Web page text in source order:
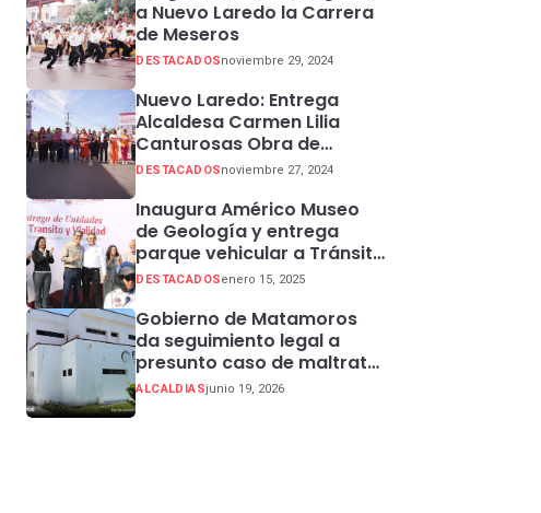
a Nuevo Laredo la Carrera
de Meseros
DESTACADOSnoviembre 29, 2024
Nuevo Laredo: Entrega
Alcaldesa Carmen Lilia
Canturosas Obra de
Rehabilitación de Colector
DESTACADOSnoviembre 27, 2024
Inaugura Américo Museo
de Geología y entrega
parque vehicular a Tránsito
en Ciudad Madero
DESTACADOSenero 15, 2025
Gobierno de Matamoros
da seguimiento legal a
presunto caso de maltrato
animal
ALCALDIASjunio 19, 2026